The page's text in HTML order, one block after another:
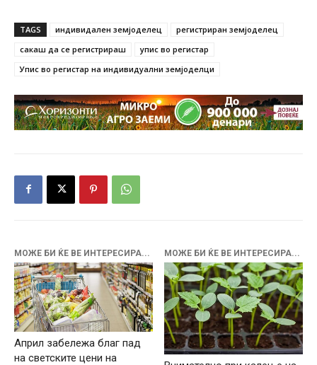
TAGS индивидален земјоделец
регистриран земјоделец
сакаш да се регистрираш
упис во регистар
Упис во регистар на индивидуални земјоделци
МОЖЕ БИ ЌЕ ВЕ ИНТЕРЕСИРА...
Април забележа благ пад
на светските цени на
МОЖЕ БИ ЌЕ ВЕ ИНТЕРЕСИРА...